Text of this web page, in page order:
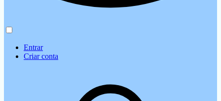
Entrar
Criar conta